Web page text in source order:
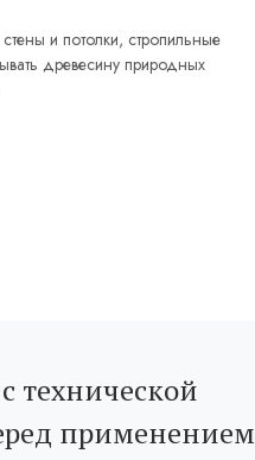
и потолки, стропильные
древесину природных
технической
применением